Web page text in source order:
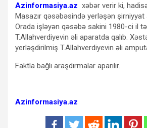
Azinformasiya.az xəbər verir ki,
Masazır qəsəbəsində yerləşən şirniyyat
Orada işləyən qəsəbə sakini 1980-ci il
T.Allahverdiyevin əli aparatda qalıb.
yerləşdirilmiş T.Allahverdiyevin əli
Faktla bağlı araşdırmalar aparılır.
Azinformasiya.az